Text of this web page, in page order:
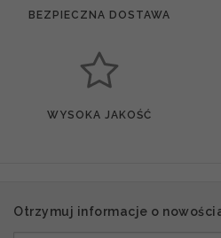
BEZPIECZNA DOSTAWA
WYSOKA JAKOŚĆ
Otrzymuj informacje o